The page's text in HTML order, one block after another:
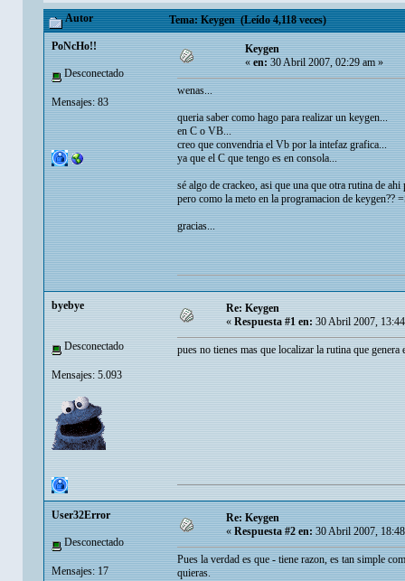
Autor Tema: Keygen (Leído 4,118 veces)
PoNcHo!!
Desconectado
Mensajes: 83
Keygen
«en:30 Abril 2007, 02:29 am »
wenas...
queria saber como hago para realizar un keygen...
en C o VB...
creo que convendria el Vb por la intefaz grafica...
ya que el C que tengo es en consola...
sé algo de crackeo, asi que una que otra rutina de
pero como la meto en la programacion de keygen??
gracias...
byebye
Desconectado
Mensajes: 5.093
Re: Keygen
« Respuesta #1 en: 30 Abril 2007,
pues no tienes mas que localizar la rutina que
User32Error
Desconectado
Mensajes: 17
Re: Keygen
«Respuesta #2 en:30 Abril 2007,
Pues la verdad es que - tiene razon, es tan simple
quieras.